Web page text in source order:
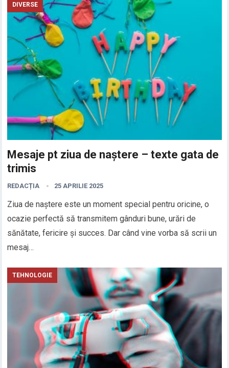
DIVERSE
Mesaje pt ziua de naștere – texte gata de
trimis
REDACȚIA 25 APRILIE 2025
Ziua de naștere este un moment special pentru oricine, o
ocazie perfectă să transmitem gânduri bune, urări de
sănătate, fericire și succes. Dar când vine vorba să scrii un
mesaj…
TEHNOLOGIE